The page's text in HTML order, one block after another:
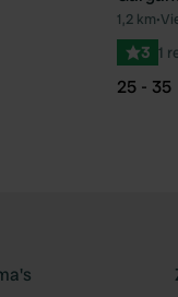
1,2 km•
3 1
25 - 35